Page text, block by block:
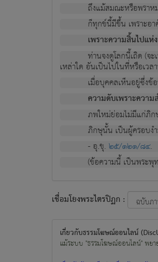
ถึงแม้สมณะหรือพราห
ก็ทุกข์นี้มีขึ้น เพราะอ
เพราะความสิ้นไปแ
ท่านจงดูโลกนี้เถิด (
เหล่าใด อันเป็นไปในที่หรือเวล
เมื่อบุคคลเห็นอยู่ซึ่งข้
ความดับเพราะควา
ภพใหม่ย่อมไม่มีแก่ภิ
ภิกษุนั้น เป็นผู้ครอบง
- อุ.ขุ.๒๕/๑๒๑/๘๔.
(ข้อความนี้ เป็นพระพุ
เชื่อมโยงพระไตรปิฏก :
เกี่ยวกับธรรมโฆษณ์ออนไลน์
แม้ระบบ "ธรรมโฆษณ์ออนไลน์" พย